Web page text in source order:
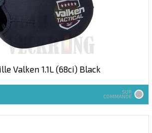
Valken 1.1L (68ci) Black
SUR
COMMANDE